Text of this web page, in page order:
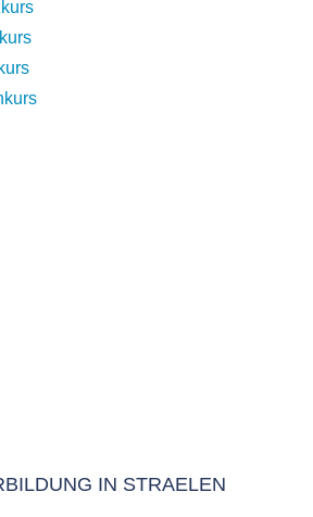
IN STRAELEN